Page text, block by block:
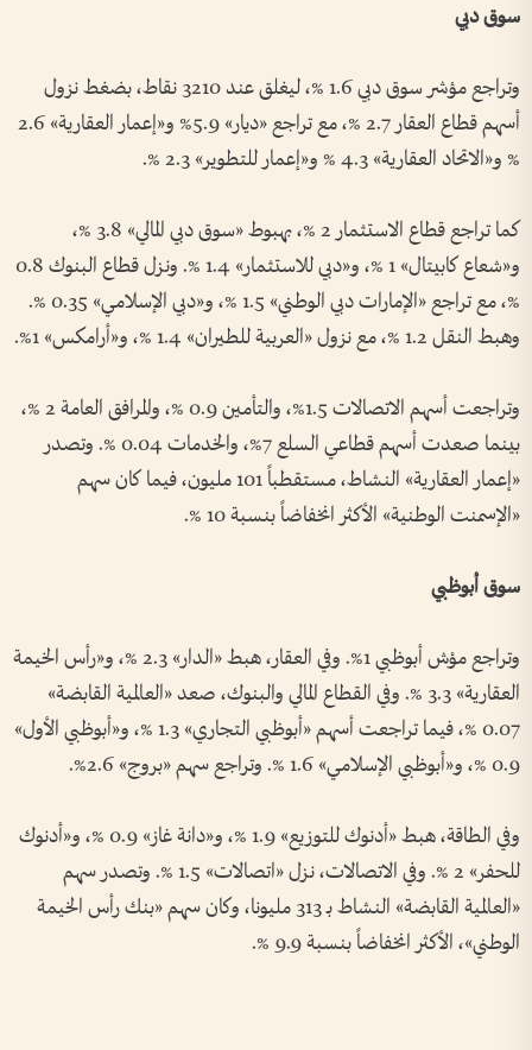
سوق دبي
وتراجع مؤشر سوق دبي 1.6 %، ليغلق عند 3210 نقاط، بضغط نزول
أسهم قطاع العقار 2.7 %، مع تراجع «ديار» 5.9% و«إعمار العقارية» 2.6
% و«الاتحاد العقارية» 4.3 % و«إعمار للتطوير» 2.3 %.
كما تراجع قطاع الاستثمار 2 %، بهبوط «سوق دبي المالي» 3.8 %،
و«شعاع كابيتال» 1 %، و«دبي للاستثمار» 1.4 %. ونزل قطاع البنوك 0.8
%، مع تراجع «الإمارات دبي الوطني» 1.5 %، و«دبي الإسلامي» 0.35 %.
وهبط النقل 1.2 %، مع نزول «العربية للطيران» 1.4 %، و«أرامكس» 1%.
وتراجعت أسهم الاتصالات 1.5%، والتأمين 0.9 %، والمرافق العامة 2 %،
بينما صعدت أسهم قطاعي السلع 7%، والخدمات 0.04 %. وتصدر
«إعمار العقارية» النشاط، مستقطباً 101 مليون، فيما كان سهم
«الإسمنت الوطنية» الأكثر انخفاضاً بنسبة 10 %.
سوق أبوظبي
وتراجع مؤش أبوظبي 1%. وفي العقار، هبط «الدار» 2.3 %، و«رأس الخيمة
العقارية» 3.3 %. وفي القطاع المالي والبنوك، صعد «العالمية القابضة»
0.07 %، فيما تراجعت أسهم «أبوظبي التجاري» 1.3 %، و«أبوظبي الأول»
0.9 %، و«أبوظبي الإسلامي» 1.6 %. وتراجع سهم «بروج» 2.6%.
وفي الطاقة، هبط «أدنوك للتوزيع» 1.9 %، و«دانة غاز» 0.9 %، و«أدنوك
للحفر» 2 %. وفي الاتصالات، نزل «اتصالات» 1.5 %. وتصدر سهم
«العالمية القابضة» النشاط بـ 313 مليونا، وكان سهم «بنك رأس الخيمة
الوطني»، الأكثر انخفاضاً بنسبة 9.9 %.